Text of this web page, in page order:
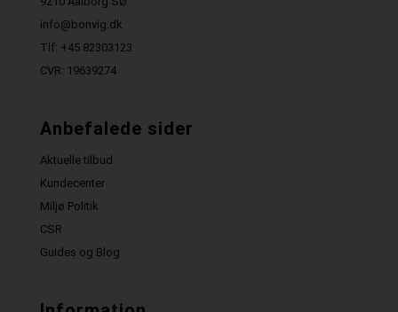
info@bonvig.dk
Tlf: +45 82303123
CVR: 19639274
Anbefalede sider
Aktuelle tilbud
Kundecenter
Miljø Politik
CSR
Guides og Blog